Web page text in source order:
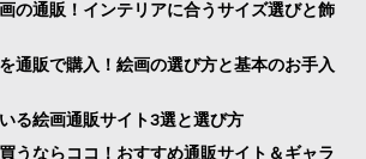
の通販！インテリアに合うサイズ選びと飾
通販で購入！絵画の選び方と基本のお手入
る絵画通販サイト3選と選び方
うならココ！おすすめ通販サイト＆ギャラ